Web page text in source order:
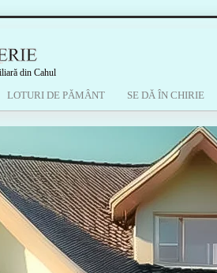
din Cahul
LOTURI DE PĂMÂNT SE DĂ ÎN CHIRIE